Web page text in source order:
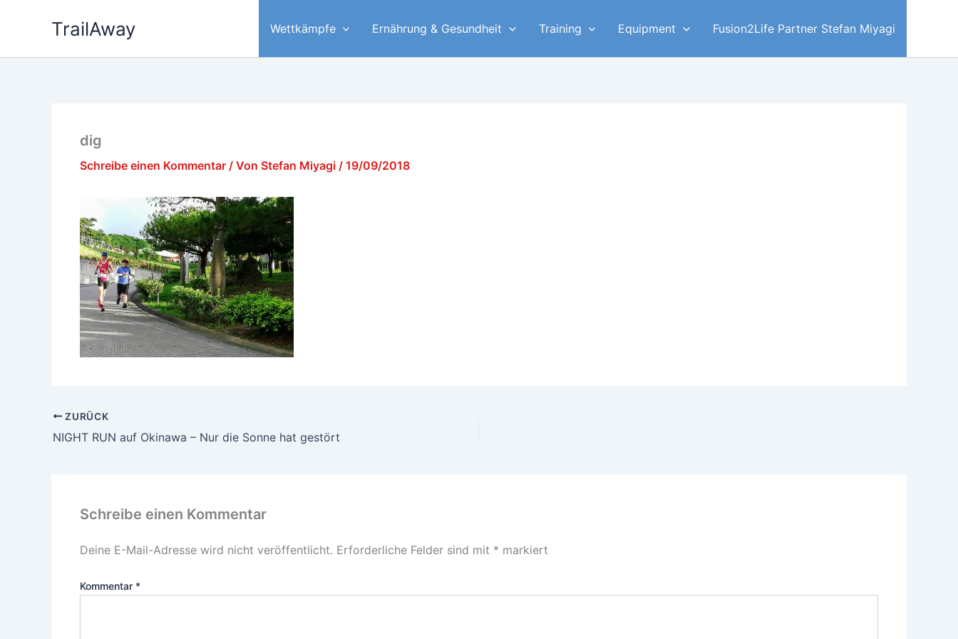
TrailAway Wettkämpfe Ernährung & Gesundheit Training Equipment Fusion2Life Partner Stefan Miyagi
dig
Schreibe einen Kommentar / Von Stefan Miyagi / 19/09/2018
ZURÜCK
NIGHT RUN auf Okinawa – Nur die Sonne hat gestört
Schreibe einen Kommentar
Deine E-Mail-Adresse wird nicht veröffentlicht. Erforderliche Felder sind mit * markiert
Kommentar *